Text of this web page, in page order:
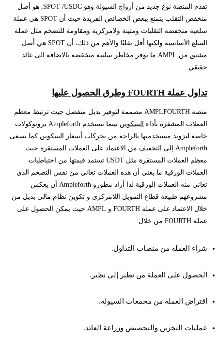
تقدم المنصة نوع جديد من أزواج السيولة وهو SPOT /USDC, هو أصل
منخفض التقلب يتمتع ببعض الخصائص الفريدة حيث أن SPOT هي عملة
سلعية منخفضة التقلبات ومتينة ولامركزية ومقاومة للتضخم مثل عملة
السلع الأساسية ولكنها أقل تقلبًا والأهم من ذلك، أن SPOT هي أصل
مشتق من AMPL ما يوفر مخاطر سلبية منخفضة بالاضافة الى عائد
حقيقي.
تداول عملة FOURTH وطرق الحصول عليها
منصة AMPLFOURTH مصممة لتوفير بديل منفصل حيث ترتبط معظم
العملات المشفرة بأداء البيتكوين
بينما تستخدم Ampleforth بروتوكولات
خاصة لتزويد مستخدميها بالراحة من تحركات أسعار البيتكوين كما تسعى
Ampleforth إلى التخفيف من الاعتماد على العملات المستقرة حيث
معظم العملات المستقرة مثل USDT تستمد قيمتها من احتياطيات
العملات الورقية ما يعني أن هذه العملات تعاني من نفس التضخم الذي
تعاني منه العملات الورقية لذا أراد مطورو Ampleforth أن يعكس
مشروعهم طبيعة قطاع التمويل اللامركزي و تكوين نظام مالي بديل من
خلال الاعتماد على عملة FOURTH و AMPL حيث يمكن الحصول على
عملة FOURTH من خلال:
شراء العملة من منصات التداول.
الحصول على العملة من نظير إلى نظير.
اقتراض العملة من مجمعات السيولة.
عمليات التخزين والتحصيص وزراعة العائد.